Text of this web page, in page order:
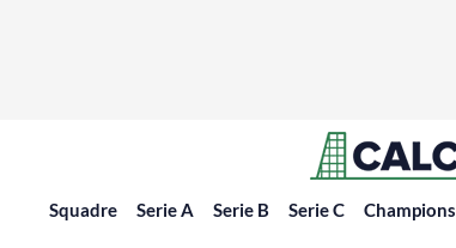
Squadre Serie A Serie B Serie C Champions